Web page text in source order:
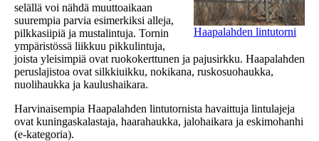
Haapalahden lintutorni
selällä voi nähdä muuttoaikaan
suurempia parvia esimerkiksi alleja,
pilkkasiipiä ja mustalintuja. Tornin
ympäristössä liikkuu pikkulintuja,
joista yleisimpiä ovat ruokokerttunen ja pajusirkku. Haapalahden
peruslajistoa ovat silkkiuikku, nokikana, ruskosuohaukka,
nuolihaukka ja kaulushaikara.
Harvinaisempia Haapalahden lintutornista havaittuja lintulajeja
ovat kuningaskalastaja, haarahaukka, jalohaikara ja eskimohanhi
(e-kategoria).